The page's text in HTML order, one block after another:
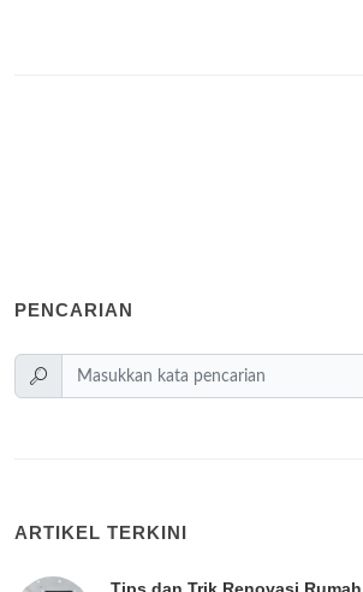
PENCARIAN
ARTIKEL TERKINI